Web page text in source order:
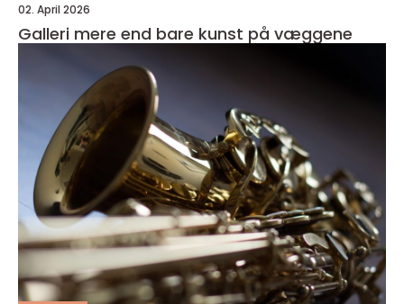
02. April 2026
Galleri mere end bare kunst på væggene